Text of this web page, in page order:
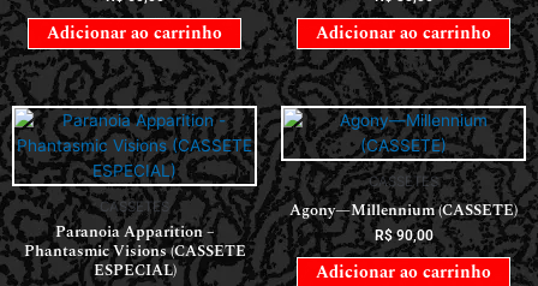
Adicionar ao carrinho Adicionar ao carrinho
CASSETES
Paranoia Apparition –
Phantasmic Visions (CASSETE
ESPECIAL)
CASSETES
Agony—Millennium (CASSETE)
R$90,00
Adicionar ao carrinho